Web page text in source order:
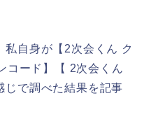
自身が【2次会くん ク
コード】【 2次会くん
じで調べた結果を記事